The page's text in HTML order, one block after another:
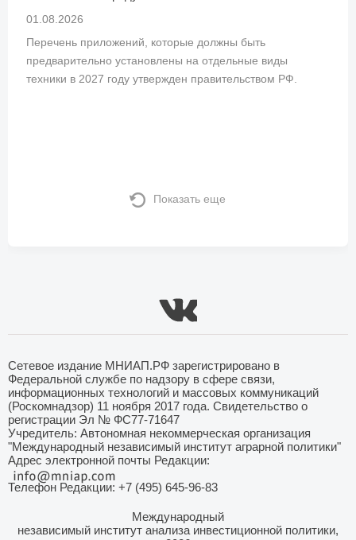
01.08.2026
Перечень приложений, которые должны быть
предварительно установлены на отдельные виды
техники в 2027 году утвержден правительством РФ.
Показать еще
Сетевое издание МНИАП.РФ зарегистрировано в
Федеральной службе по надзору в сфере связи,
информационных технологий и массовых коммуникаций
(Роскомнадзор) 11 ноября 2017 года. Свидетельство о
регистрации Эл № ФС77-71647
Учредитель: Автономная некоммерческая организация
"Международный независимый институт аграрной политики"
Адрес электронной почты Редакции:
Телефон Редакции: +7 (495) 645-96-83
Международный
независимый институт анализа инвестиционной политики,